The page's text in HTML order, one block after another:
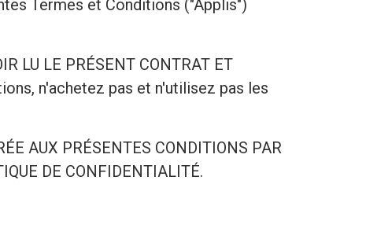
Termes et Conditions ("Applis")
LU LE PRÉSENT CONTRAT ET
n'achetez pas et n'utilisez pas les
AUX PRÉSENTES CONDITIONS PAR
DE CONFIDENTIALITÉ.